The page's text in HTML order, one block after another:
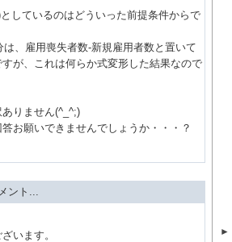
しているのはどういった前提条件からで
、雇用喪失者数-新規雇用者数と置いて
が、これは何らか式変形した結果なので
りません(^_^;)
お願いできませんでしょうか・・・？
ント...
います。
►